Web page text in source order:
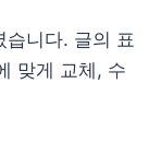
습니다. 글의 표
맞게 교체, 수